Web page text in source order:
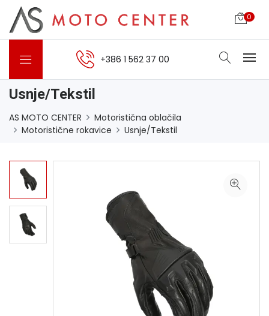
0
+386 1 562 37 00
Usnje/Tekstil
AS MOTO CENTER
Motoristična oblačila
Motoristične rokavice
Usnje/Tekstil